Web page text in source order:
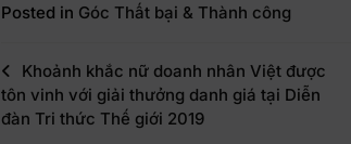
Posted in Góc Thất bại & Thành công
Khoảnh khắc nữ doanh nhân Việt được
tôn vinh với giải thưởng danh giá tại Diễn
đàn Tri thức Thế giới 2019